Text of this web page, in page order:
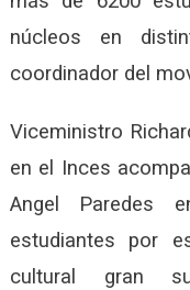
núcleos en
coordinador del
Viceministro
en el Inces
Angel Paredes
estudiantes por
cultural gran